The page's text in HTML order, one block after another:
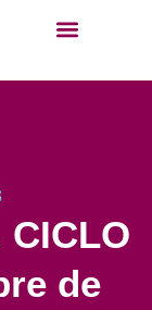
CICLO
de